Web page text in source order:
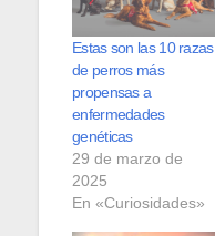
Estas son las 10 razas
de perros más
propensas a
enfermedades
genéticas
29 de marzo de
2025
En «Curiosidades»